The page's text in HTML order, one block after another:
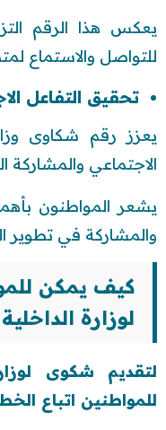
يعكس هذا الرقم
للتواصل والاستماع
تحقيق التفاعل
يعزز رقم شكاوى
الاجتماعي والمشاركة
يشعر المواطنون
والمشاركة في تطوير
كيف يمكن
لوزارة
لتقديم شكوى
للمواطنين اتباع